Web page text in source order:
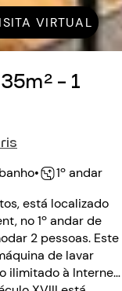
VIRTUAL
- 1
•
1º andar
está localizado
no 1º andar de
2 pessoas. Este
de lavar
ilimitado à Internet